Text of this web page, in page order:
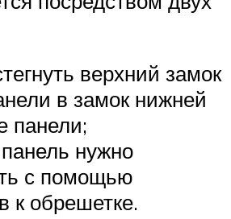
верхний замок
в замок нижней
панели;
нужно
с помощью
к обрешетке.